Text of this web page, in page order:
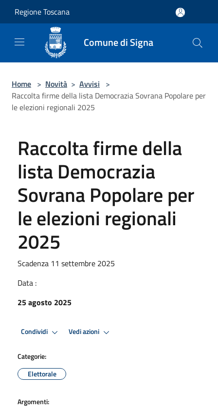
Regione Toscana
Comune di Signa
Home > Novità > Avvisi >
Raccolta firme della lista Democrazia Sovrana Popolare per
le elezioni regionali 2025
Raccolta firme della
lista Democrazia
Sovrana Popolare per
le elezioni regionali
2025
Scadenza 11 settembre 2025
Data :
25 agosto 2025
Condividi Vedi azioni
Categorie:
Elettorale
Argomenti: